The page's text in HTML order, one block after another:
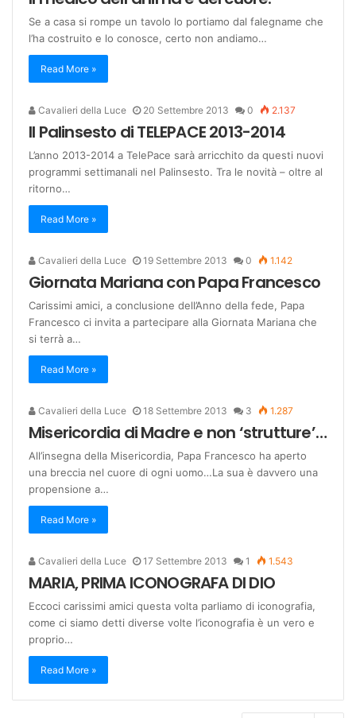
Se a casa si rompe un tavolo lo portiamo dal falegname che
l’ha costruito e lo conosce, certo non andiamo…
Read More »
Cavalieri della Luce 20 Settembre 2013 0 2.137
Il Palinsesto di TELEPACE 2013-2014
L’anno 2013-2014 a TelePace sarà arricchito da questi nuovi
programmi settimanali nel Palinsesto. Tra le novità – oltre al
ritorno…
Read More »
Cavalieri della Luce 19 Settembre 2013 0 1.142
Giornata Mariana con Papa Francesco
Carissimi amici, a conclusione dell’Anno della fede, Papa
Francesco ci invita a partecipare alla Giornata Mariana che
si terrà a…
Read More »
Cavalieri della Luce 18 Settembre 2013 3 1.287
Misericordia di Madre e non ‘strutture’…
All’insegna della Misericordia, Papa Francesco ha aperto
una breccia nel cuore di ogni uomo…La sua è davvero una
propensione a…
Read More »
Cavalieri della Luce 17 Settembre 2013 1 1.543
MARIA, PRIMA ICONOGRAFA DI DIO
Eccoci carissimi amici questa volta parliamo di iconografia,
come ci siamo detti diverse volte l’iconografia è un vero e
proprio…
Read More »